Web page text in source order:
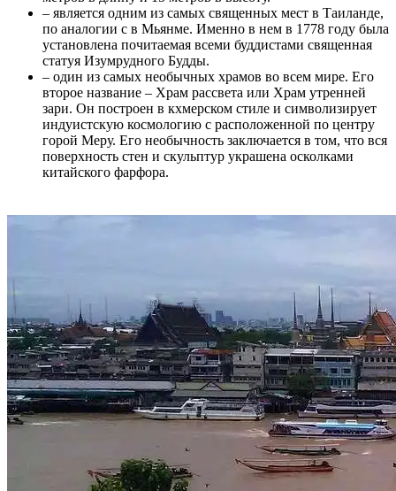
– является одним из самых священных мест в Таиланде,
по аналогии с в Мьянме. Именно в нем в 1778 году была
установлена почитаемая всеми буддистами священная
статуя Изумрудного Будды.
– один из самых необычных храмов во всем мире. Его
второе название – Храм рассвета или Храм утренней
зари. Он построен в кхмерском стиле и символизирует
индуистскую космологию с расположенной по центру
горой Меру. Его необычность заключается в том, что вся
поверхность стен и скульптур украшена осколками
китайского фарфора.